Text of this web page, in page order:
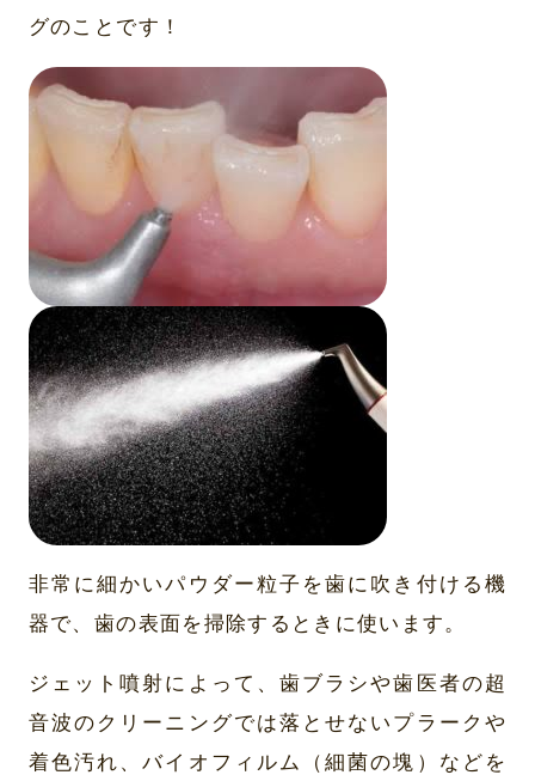
グのことです！
非常に細かいパウダー粒子を歯に吹き付ける機
器で、歯の表面を掃除するときに使います。
ジェット噴射によって、歯ブラシや歯医者の超
音波のクリーニングでは落とせないプラークや
着色汚れ、バイオフィルム（細菌の塊）などを